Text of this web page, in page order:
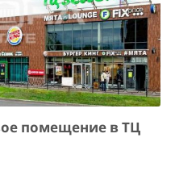
помещение в ТЦ